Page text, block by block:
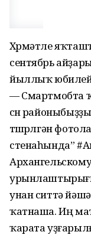
Хөрмәтле
сентябрь
йыллыҡ
— Смартмобта
өсөн
төшөрөлгән
стенаһында”
унан ситтә
ҡатнаша. Иң
ҡарата